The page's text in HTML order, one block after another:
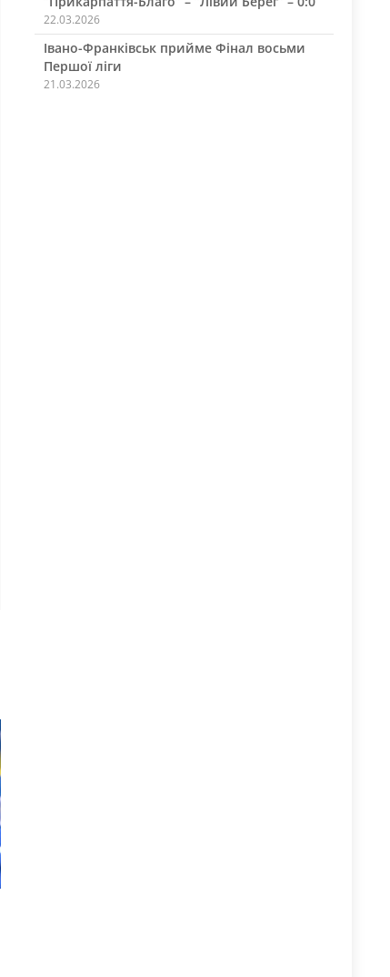
22.03.2026
Івано-Франківськ прийме Фінал восьми
Першої ліги
21.03.2026